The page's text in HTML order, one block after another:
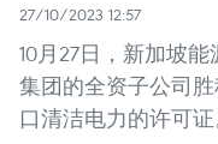
27/10/2023 12:57
10月27日，新加坡
集团的全资子公司
口清洁电力的许可证